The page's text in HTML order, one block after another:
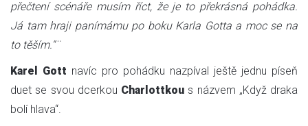
přečtení scénáře musím říct, že je to překrásná pohádka.
Já tam hraji panímámu po boku Karla Gotta a moc se na
to těším.“¨
Karel Gott navíc pro pohádku nazpíval ještě jednu píseň
duet se svou dcerkou Charlottkous názvem „Když draka
bolí hlava“.